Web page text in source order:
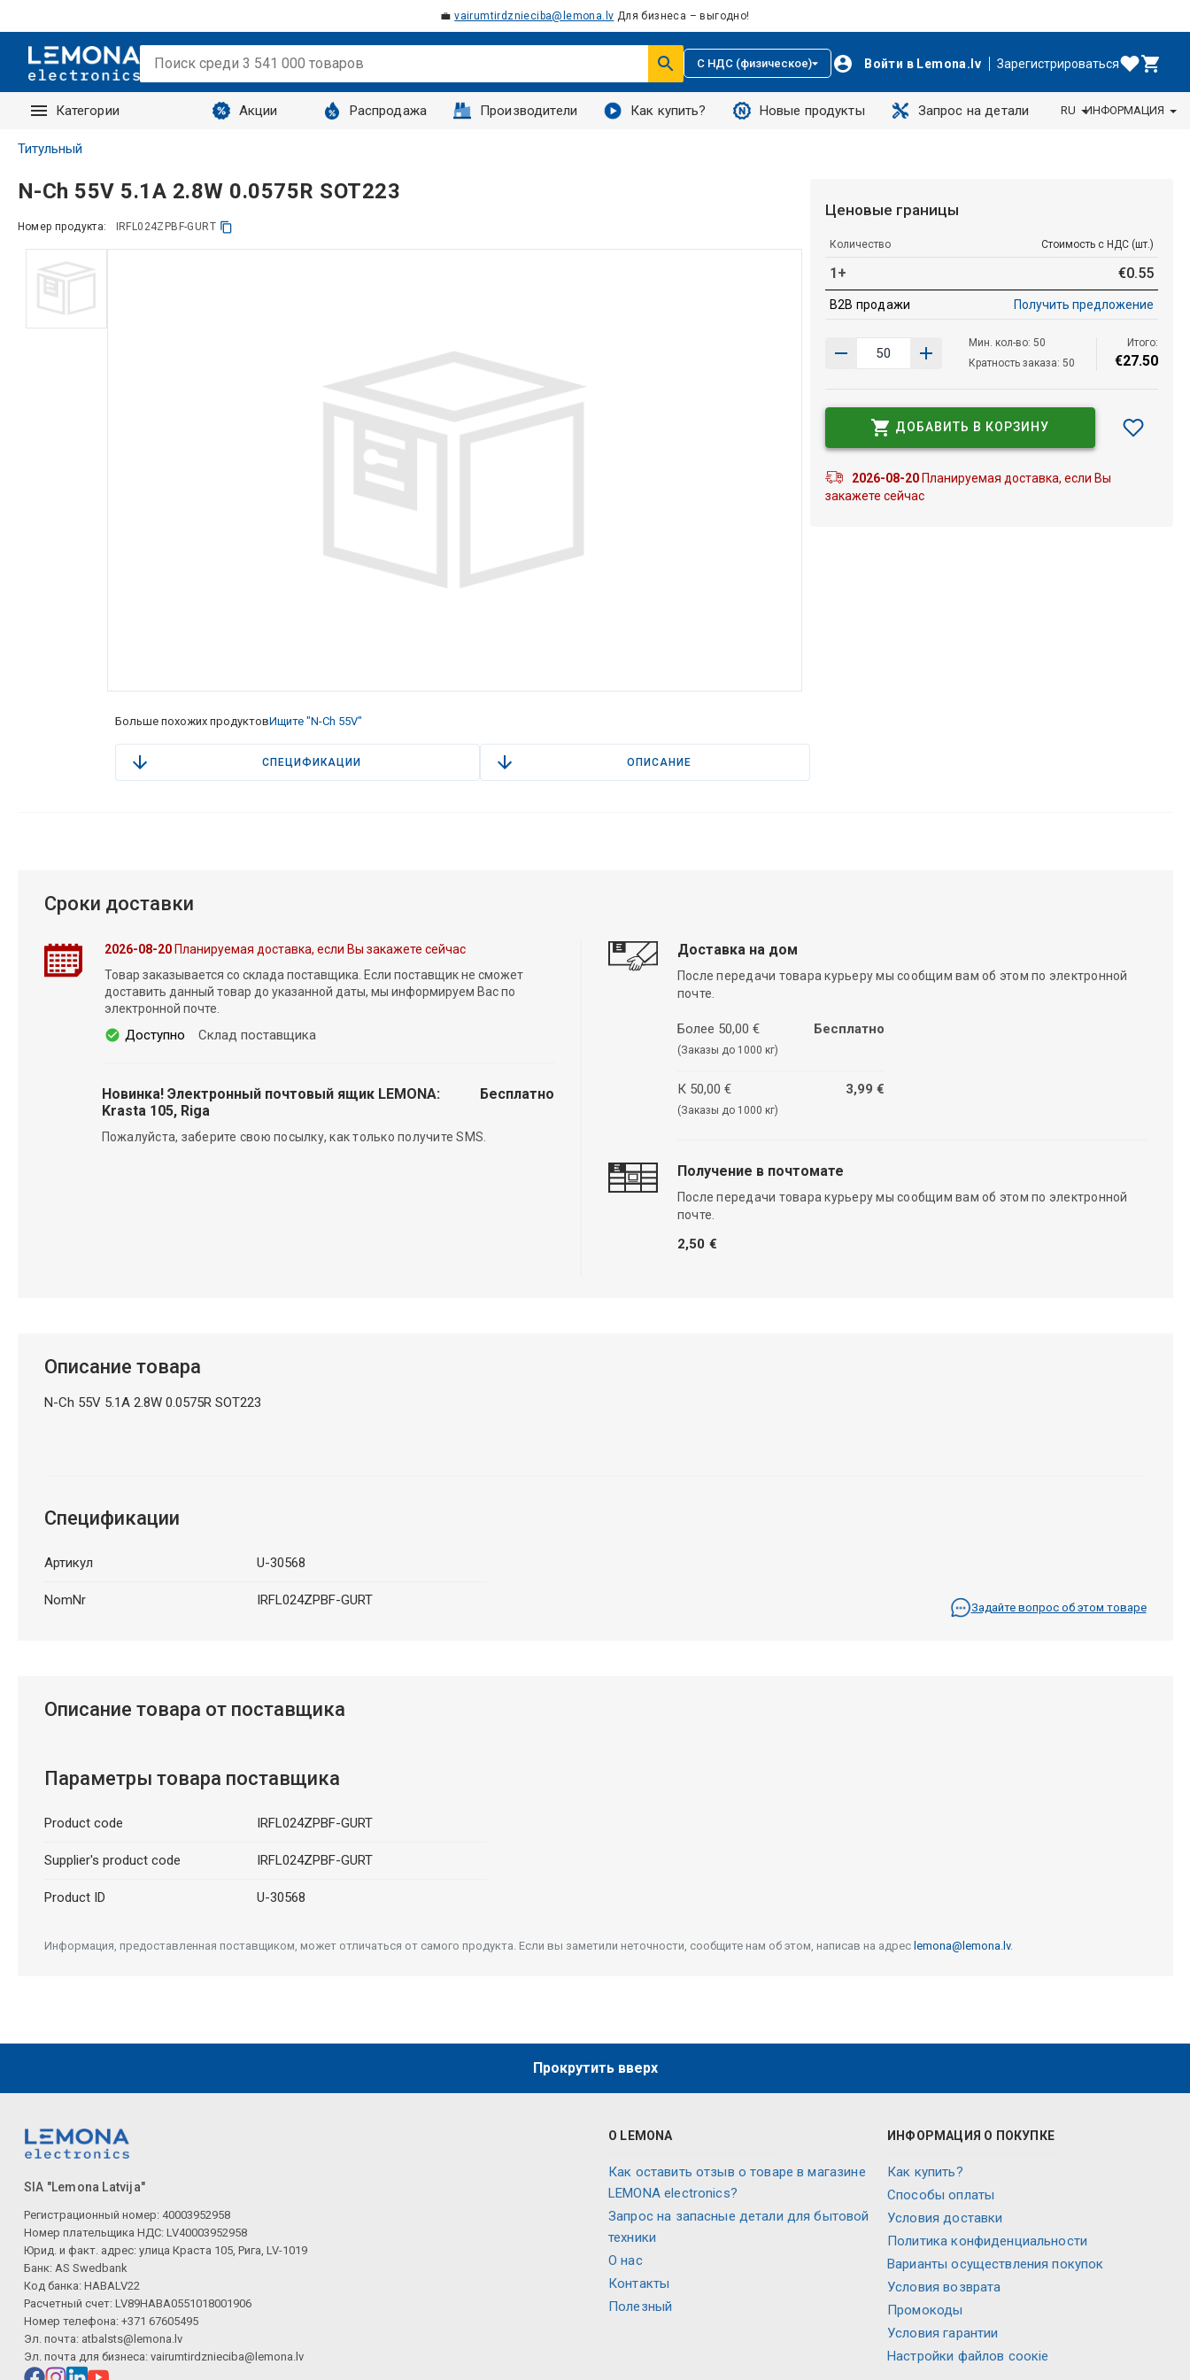
💼vairumtirdznieciba@lemona.lv Для бизнеса – выгодно!
С НДС (физическое) Войти в Lemona.lv Зарегистрироваться
Категории Акции Распродажа Производители Как купить? Новые продукты Запрос на детали
Запросы
RU ИНФОРМАЦИЯ
Титульный
N-Ch 55V 5.1A 2.8W 0.0575R SOT223
Номер продукта: IRFL024ZPBF-GURT
Больше похожих продуктовИщите "N-Ch 55V"
СПЕЦИФИКАЦИИ ОПИСАНИЕ
Ценовые границы
Количество Стоимость с НДС (шт.)
1+ €0.55
B2B продажи Получить предложение
Мин. кол-во: 50
Кратность заказа: 50
Итого:
€27.50
ДОБАВИТЬ В КОРЗИНУ
2026-08-20Планируемая доставка, если Вы
закажете сейчас
Сроки доставки
2026-08-20Планируемая доставка, если Вы закажете сейчас
Товар заказывается со склада поставщика. Если поставщик не сможет
доставить данный товар до указанной даты, мы информируем Вас по
электронной почте.
Доступно Склад поставщика
Новинка! Электронный почтовый ящик LEMONA:
Krasta 105, Riga
Бесплатно
Пожалуйста, заберите свою посылку, как только получите SMS.
Доставка на дом
После передачи товара курьеру мы сообщим вам об этом по электронной
почте.
Более 50,00 €
(Заказы до 1000 кг)
Бесплатно
К 50,00 €
(Заказы до 1000 кг)
3,99 €
Получение в почтомате
После передачи товара курьеру мы сообщим вам об этом по электронной
почте.
2,50 €
Описание товара
N-Ch 55V 5.1A 2.8W 0.0575R SOT223
Спецификации
Артикул U-30568
NomNr IRFL024ZPBF-GURT Задайте вопрос об этом товаре
Описание товара от поставщика
Параметры товара поставщика
Product code IRFL024ZPBF-GURT
Supplier's product code IRFL024ZPBF-GURT
Product ID U-30568
Информация, предоставленная поставщиком, может отличаться от самого продукта. Если вы заметили неточности, сообщите нам об этом, написав на адрес lemona@lemona.lv.
Прокрутить вверх
SIA "Lemona Latvija"
Регистрационный номер: 40003952958
Номер плательщика НДС: LV40003952958
Юрид. и факт. адрес: улица Краста 105, Рига, LV-1019
Банк: AS Swedbank
Код банка: HABALV22
Расчетный счет: LV89HABA0551018001906
Номер телефона: +371 67605495
Эл. почта: atbalsts@lemona.lv
Эл. почта для бизнеса: vairumtirdznieciba@lemona.lv
О LEMONA
Как оставить отзыв о товаре в магазине
LEMONA electronics?
Запрос на запасные детали для бытовой
техники
О нас
Контакты
Полезный
ИНФОРМАЦИЯ О ПОКУПКЕ
Как купить?
Способы оплаты
Условия доставки
Политика конфиденциальности
Варианты осуществления покупок
Условия возврата
Промокоды
Условия гарантии
Настройки файлов соокіе